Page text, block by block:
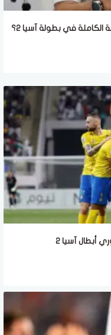
في بطولة آسيا 2؟
أبطال آسيا 2